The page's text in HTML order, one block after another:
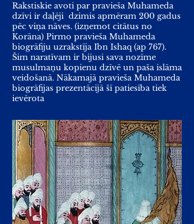
Rakstiskie avoti par pravieša Muhameda
dzīvi ir daļēji dzimis apmēram 200 gadus
pēc viņa nāves. (izņemot citātus no
Korāna) Pirmo pravieša Muhameda
biogrāfiju uzrakstīja Ibn Ishaq (ap 767).
Šim naratīvam ir bijusi sava nozīme
musulmaņu kopienu dzīvē un paša islāma
veidošanā. Nākamajā pravieša Muhameda
biogrāfijas prezentācijā šī patiesība tiek
ievērota